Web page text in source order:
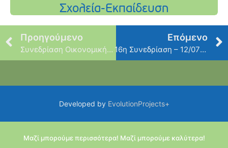
Προηγούμενο
Συνεδρίαση Οικονομικής Επιτροπής
Επόμενο
16η Συνεδρίαση – 12/07/2021
Developed by EvolutionProjects+
Μαζί μπορούμε περισσότερα! Μαζί μπορούμε καλύτερα!